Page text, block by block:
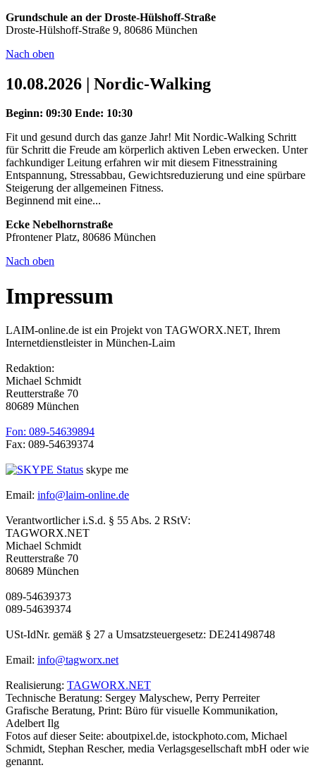
Grundschule an der Droste-Hülshoff-Straße
Droste-Hülshoff-Straße 9, 80686 München
Nach oben
10.08.2026 | Nordic-Walking
Beginn: 09:30 Ende: 10:30
Fit und gesund durch das ganze Jahr! Mit Nordic-Walking Schritt
für Schritt die Freude am körperlich aktiven Leben erwecken. Unter
fachkundiger Leitung erfahren wir mit diesem Fitnesstraining
Entspannung, Stressabbau, Gewichtsreduzierung und eine spürbare
Steigerung der allgemeinen Fitness.
Beginnend mit eine...
Ecke Nebelhornstraße
Pfrontener Platz, 80686 München
Nach oben
Impressum
LAIM-online.de ist ein Projekt von TAGWORX.NET, Ihrem
Internetdienstleister in München-Laim
Redaktion:
Michael Schmidt
Reutterstraße 70
80689 München
Fon: 089-54639894
Fax: 089-54639374
skype me
Email: info@laim-online.de
Verantwortlicher i.S.d. § 55 Abs. 2 RStV:
TAGWORX.NET
Michael Schmidt
Reutterstraße 70
80689 München
089-54639373
089-54639374
USt-IdNr. gemäß § 27 a Umsatzsteuergesetz: DE241498748
Email: info@tagworx.net
Realisierung: TAGWORX.NET
Technische Beratung: Sergey Malyschew, Perry Perreiter
Grafische Beratung, Print: Büro für visuelle Kommunikation,
Adelbert Ilg
Fotos auf dieser Seite: aboutpixel.de, istockphoto.com, Michael
Schmidt, Stephan Rescher, media Verlagsgesellschaft mbH oder wie
genannt.